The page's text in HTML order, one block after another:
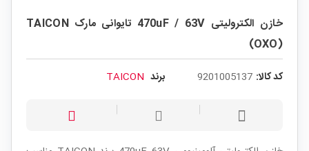
خازن الکترولیتی 470uF / 63V تایوانی مارک TAICON
(OXO)
کد کالا: 9201005137 برند TAICON